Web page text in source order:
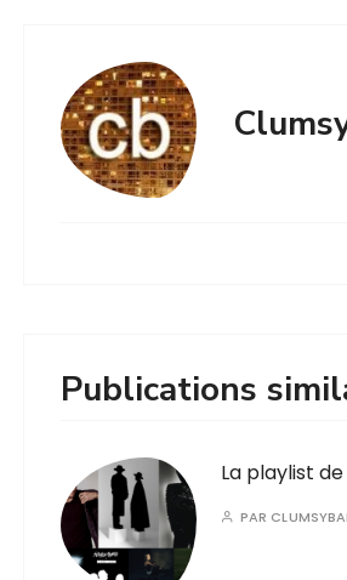
Publications
La playlist
PAR